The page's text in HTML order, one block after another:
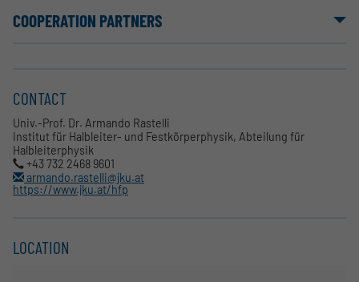
COOPERATION PARTNERS
CONTACT
Univ.-Prof. Dr. Armando Rastelli
Institut für Halbleiter- und Festkörperphysik, Abteilung für
Halbleiterphysik
+43 732 2468 9601
armando.rastelli@jku.at
https://www.jku.at/hfp
LOCATION